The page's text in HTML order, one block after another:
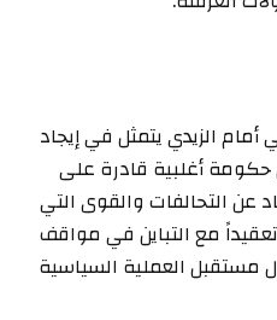
أمام الزيدي يتمثل في إيجاد
أغلبية قادرة على
عن التحالفات والقوى التي
مع التباين في مواقف
مستقبل العملية السياسية